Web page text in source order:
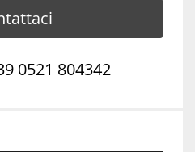
0521 804342